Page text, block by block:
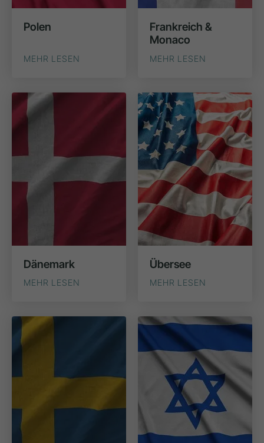
Polen
MEHR LESEN
Frankreich &
Monaco
MEHR LESEN
Dänemark
MEHR LESEN
Übersee
MEHR LESEN